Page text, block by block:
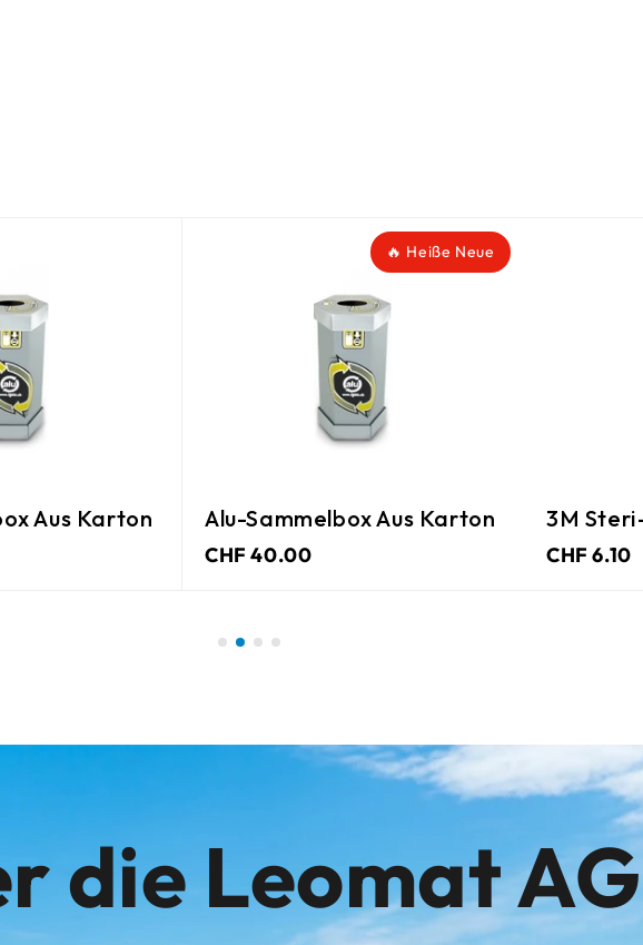
Aus Karton
🔥 Heiße Neue
Alu-Sammelbox Aus Karton
CHF 40.00 CHF 6.10
die Leomat AG